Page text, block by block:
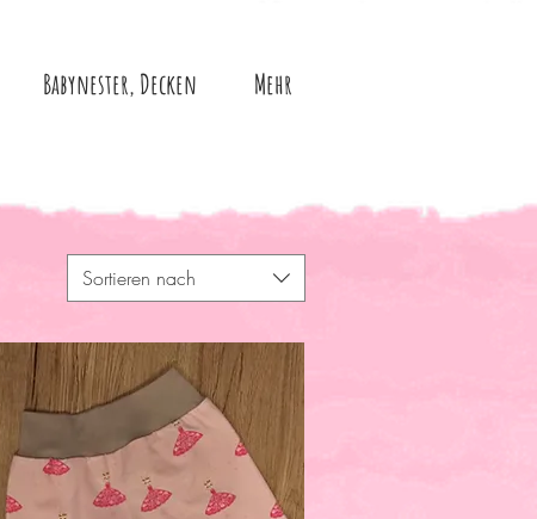
Babynester, Decken Mehr
Sortieren nach